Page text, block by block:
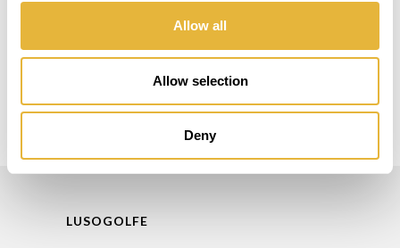
Allow all
Allow selection
Deny
LUSOGOLFE